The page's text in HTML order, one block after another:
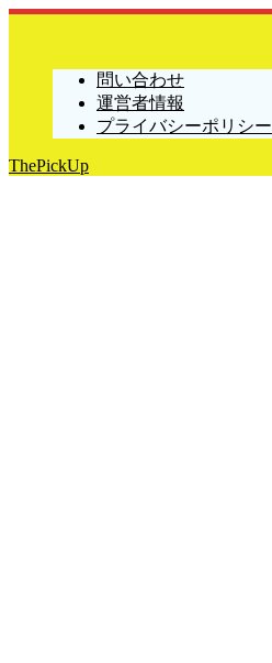
問い合わせ
運営者情報
プライバシーポリシー
ThePickUp